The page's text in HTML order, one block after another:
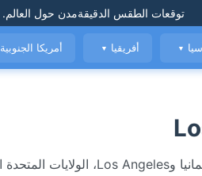
توقعات الطقس الدقيقةمدن حول العالم.
▼ أفريقيا ▼ أمريكا الجنوبية